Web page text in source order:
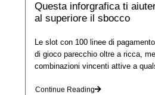
Questa inforgrafica ti
al superiore il sbocco
Le slot con 100 linee di
di gioco parecchio oltre a ricca,
combinazioni vincenti attive a
Continue Reading